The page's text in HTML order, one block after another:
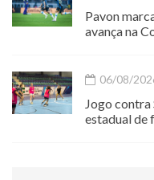
Pavon
avança na
06/08/
Jogo contra
estadual de